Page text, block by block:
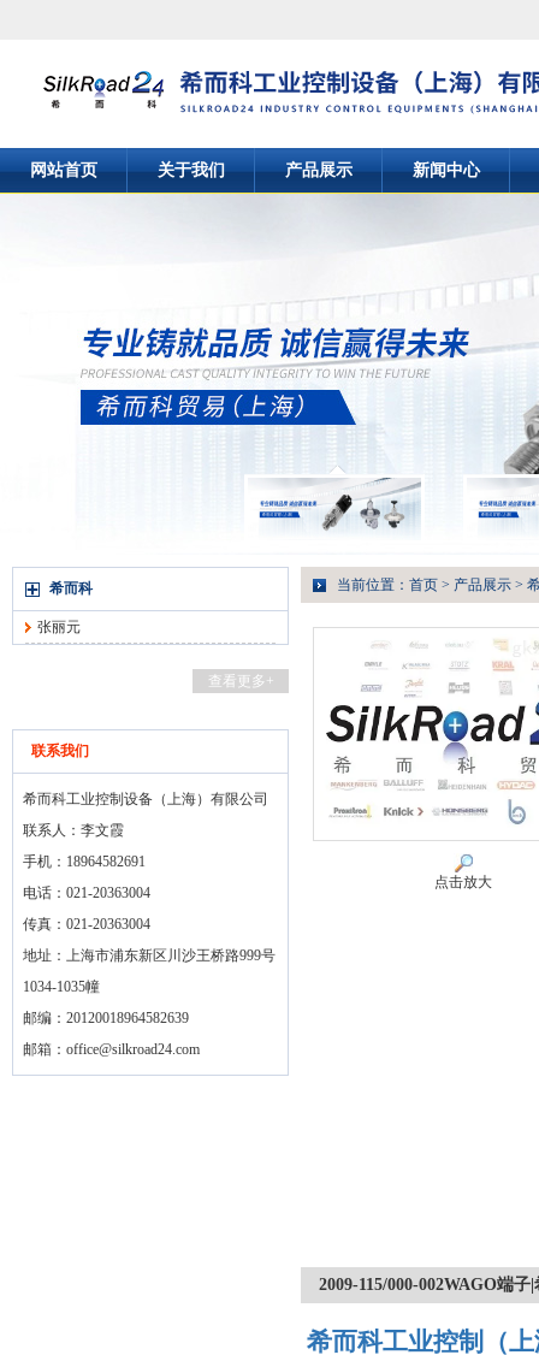
网站首页 关于我们 产品展示 新闻中心
希而科
张丽元
查看更多+
联系我们
希而科工业控制设备（上海）有限公司
联系人：李文霞
手机：18964582691
电话：021-20363004
传真：021-20363004
地址：上海市浦东新区川沙王桥路999号
1034-1035幢
邮编：20120018964582639
邮箱： office@silkroad24.com
当前位置： 首页 > 产品展示 >
点击放大
2009-115/000-002WAGO端
希而科工业控制（